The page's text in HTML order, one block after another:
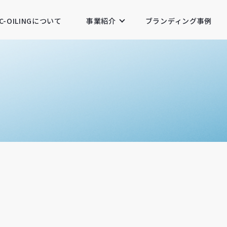
C-OILINGについて 事業紹介 ブランディング事例